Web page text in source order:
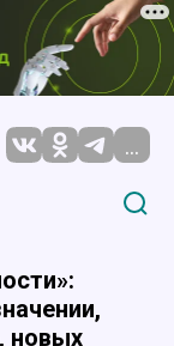
...
новых